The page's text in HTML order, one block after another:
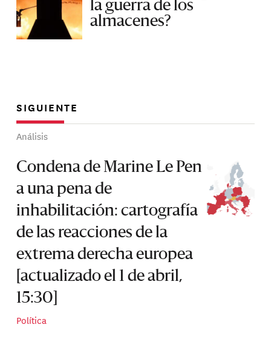
la guerra de los
almacenes?
SIGUIENTE
Análisis
Condena de Marine Le Pen
a una pena de
inhabilitación: cartografía
de las reacciones de la
extrema derecha europea
[actualizado el 1 de abril,
15:30]
Política